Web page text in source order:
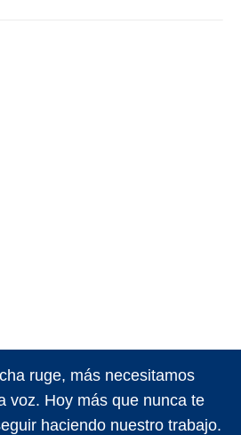
ruge, más necesitamos
voz. Hoy más que nunca te
haciendo nuestro trabajo.